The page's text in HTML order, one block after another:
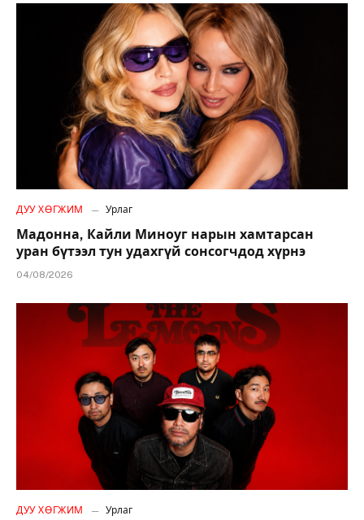
ДУУ ХӨГЖИМ Урлаг
Мадонна, Кайли Миноуг нарын хамтарсан
уран бүтээл тун удахгүй сонсогчдод хүрнэ
04/08/2026
ДУУ ХӨГЖИМ Урлаг